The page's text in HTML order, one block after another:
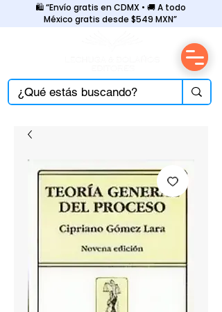
🛍️ “Envío gratis en CDMX • 🚚 A todo
México gratis desde $549 MXN”